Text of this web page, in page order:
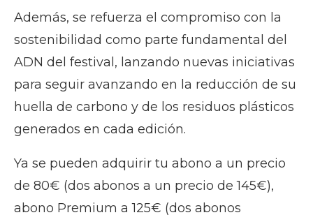
Además, se refuerza el compromiso con la
sostenibilidad como parte fundamental del
ADN del festival, lanzando nuevas iniciativas
para seguir avanzando en la reducción de su
huella de carbono y de los residuos plásticos
generados en cada edición.
Ya se pueden adquirir tu abono a un precio
de 80€ (dos abonos a un precio de 145€),
abono Premium a 125€ (dos abonos